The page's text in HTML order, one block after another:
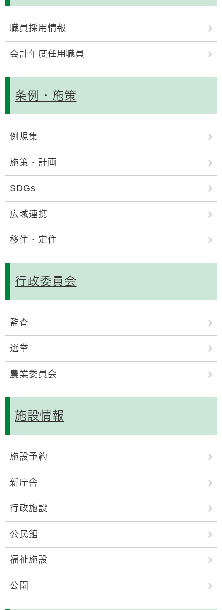
職員採用情報
会計年度任用職員
条例・施策
例規集
施策・計画
SDGs
広域連携
移住・定住
行政委員会
監査
選挙
農業委員会
施設情報
施設予約
新庁舎
行政施設
公民館
福祉施設
公園